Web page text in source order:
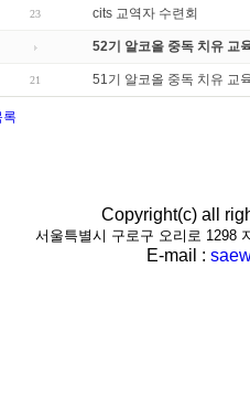
23 cits 교역자 수련회
52기 알코올 중독 치유 교
21 51기 알코올 중독 치유 교
록
Copyright(c) all
서울특별시 구로구 오리로 1298
E-mail :